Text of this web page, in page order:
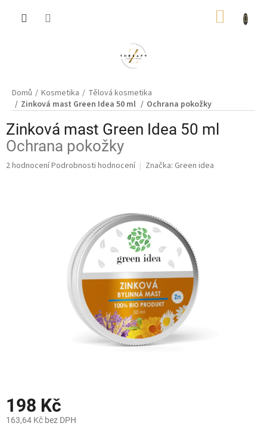
Domů Kosmetika
Tělová kosmetika
Zinková mast Green Idea 50 ml
Ochrana pokožky
Zinková mast Green Idea 50 ml
Ochrana pokožky
Průměrné
2 hodnoceníPodrobnosti hodnocení Značka: Green idea
198 Kč
163,64 Kč bez DPH